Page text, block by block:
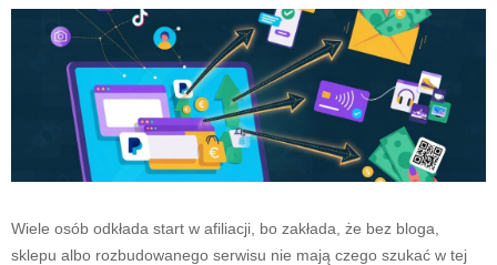
Wiele osób odkłada start w afiliacji, bo zakłada, że bez bloga,
sklepu albo rozbudowanego serwisu nie mają czego szukać w tej